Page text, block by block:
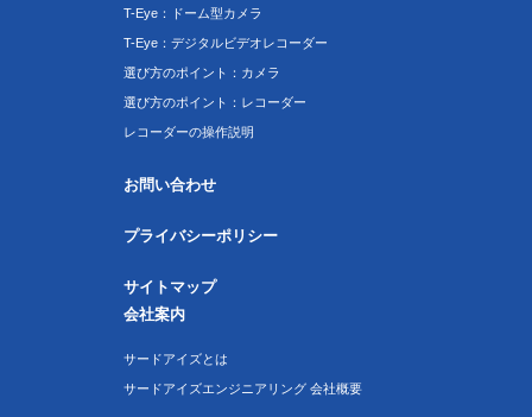
T-Eye：ドーム型カメラ
T-Eye：デジタルビデオレコーダー
選び方のポイント：カメラ
選び方のポイント：レコーダー
レコーダーの操作説明
お問い合わせ
プライバシーポリシー
サイトマップ
会社案内
サードアイズとは
サードアイズエンジニアリング 会社概要